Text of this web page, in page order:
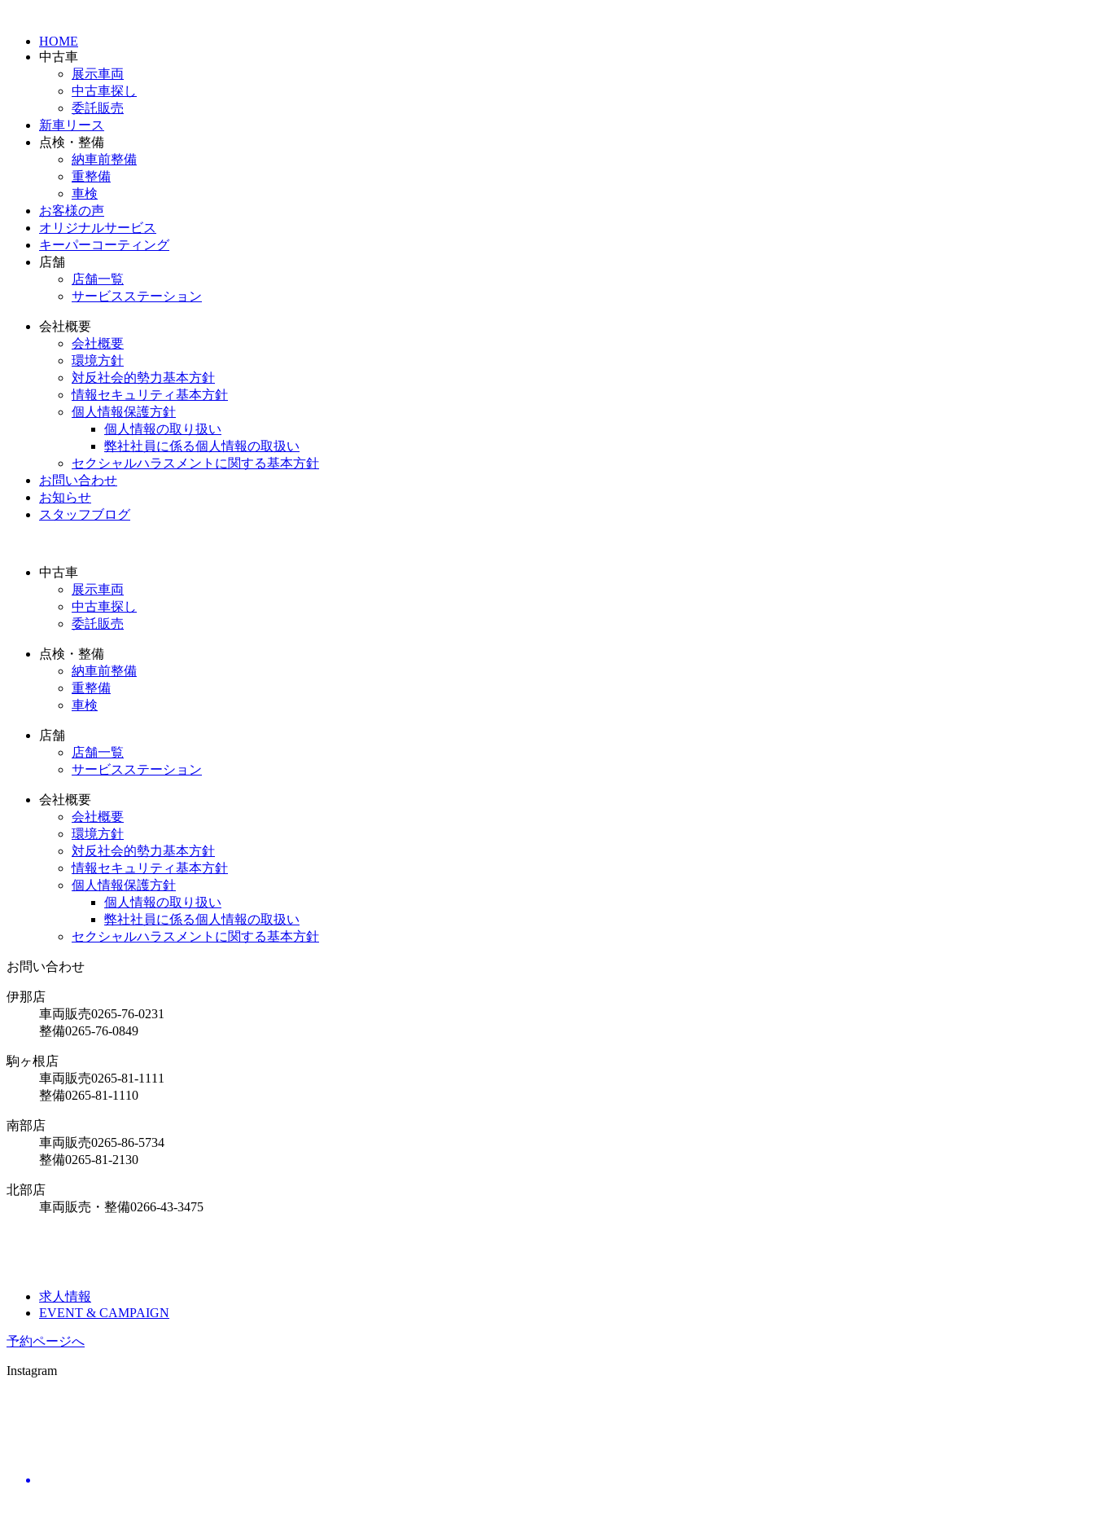
HOME
中古車
展示車両
中古車探し
委託販売
新車リース
点検・整備
納車前整備
重整備
車検
お客様の声
オリジナルサービス
キーパーコーティング
店舗
店舗一覧
サービスステーション
会社概要
会社概要
環境方針
対反社会的勢力基本方針
情報セキュリティ基本方針
個人情報保護方針
個人情報の取り扱い
弊社社員に係る個人情報の取扱い
セクシャルハラスメントに関する基本方針
お問い合わせ
お知らせ
スタッフブログ
中古車
展示車両
中古車探し
委託販売
点検・整備
納車前整備
重整備
車検
店舗
店舗一覧
サービスステーション
会社概要
会社概要
環境方針
対反社会的勢力基本方針
情報セキュリティ基本方針
個人情報保護方針
個人情報の取り扱い
弊社社員に係る個人情報の取扱い
セクシャルハラスメントに関する基本方針
お問い合わせ
伊那店
車両販売0265-76-0231
整備0265-76-0849
駒ヶ根店
車両販売0265-81-1111
整備0265-81-1110
南部店
車両販売0265-86-5734
整備0265-81-2130
北部店
車両販売・整備0266-43-3475
求人情報
EVENT & CAMPAIGN
予約ページへ
Instagram